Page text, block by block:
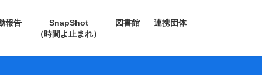
報告
SnapShot
（時間よ止まれ）
図書館 連携団体